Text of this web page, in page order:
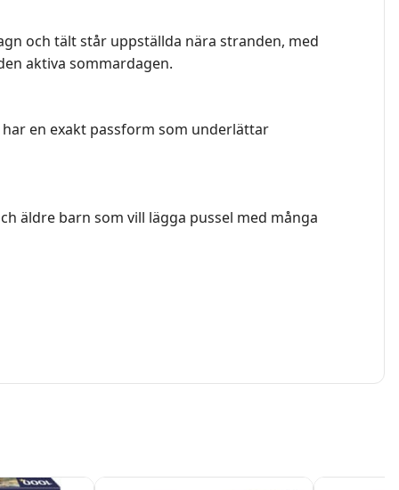
och tält står uppställda nära stranden, med
aktiva sommardagen.
en exakt passform som underlättar
äldre barn som vill lägga pussel med många